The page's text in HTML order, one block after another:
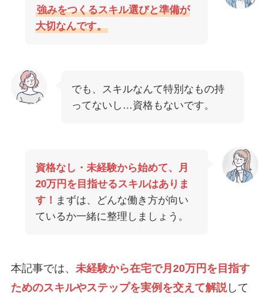
強みをつくるスキル選びと準備が
大切なんです。
でも、スキルなんて特別なもの持
ってないし…資格もないです。
資格なし・未経験から始めて、月
20万円を目指せるスキルはありま
す！ まずは、どんな働き方が向い
ているか一緒に整理しましょう。
本記事では、 未経験から在宅で月20万円を目指す
ためのスキルやステップを実例を交えて解説して